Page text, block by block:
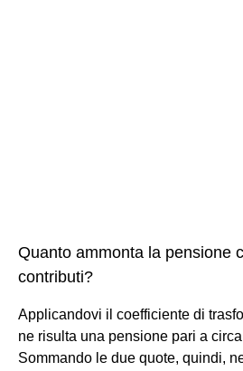
Quanto ammonta la pensione
contributi?
Applicandovi il coefficiente di
ne risulta una pensione pari a
Sommando le due quote, quindi,